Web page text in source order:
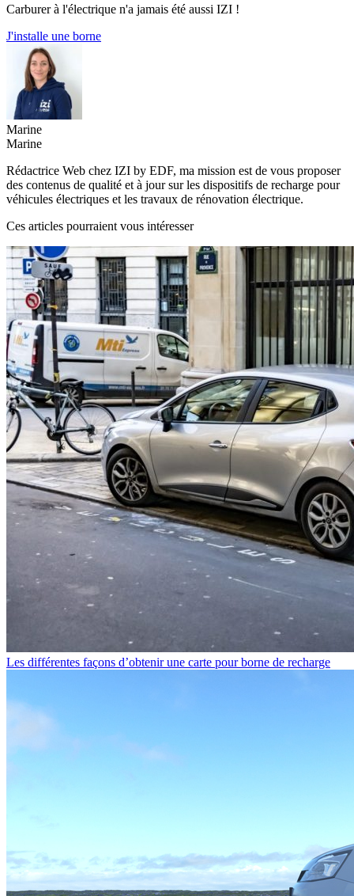
Carburer à l'électrique n'a jamais été aussi IZI !
J'installe une borne
Marine
Marine
Rédactrice Web chez IZI by EDF, ma mission est de vous proposer
des contenus de qualité et à jour sur les dispositifs de recharge pour
véhicules électriques et les travaux de rénovation électrique.
Ces articles pourraient vous intéresser
Les différentes façons d’obtenir une carte pour borne de recharge